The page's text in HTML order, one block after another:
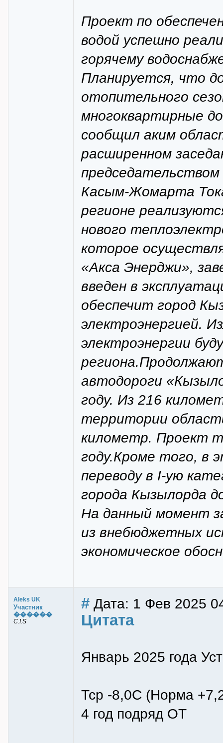
Проект по
водой успешно
горячему
Планируется, что
отопительного
многоквартирные
сообщил аким
расширенном
Касым-Жомарта
регионе
нового
которое
«Акса Энерджи»,
введен в
обеспечит город
электроэнергией.
электроэнергии
автодороги
году. Из 216
территории
километр. Проект
году.Кроме того, в
переводу в I-ую
города Кызылорда
На данный момент
из внебюджетных
экономическое
Aleks UK
Участник
������
C.I.S
# Дата: 1 Фев 2025
Цитата
Январь 2025 года
Тср -8,0С (Норма
4 год подряд ОТ